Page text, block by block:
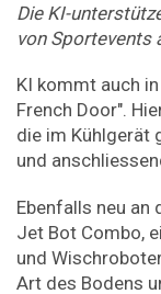
Die KI-
von Sportevents
KI kommt auch
French Door".
die im Kühlgerät
und
Ebenfalls neu an
Jet Bot Combo,
und
Art des Bodens